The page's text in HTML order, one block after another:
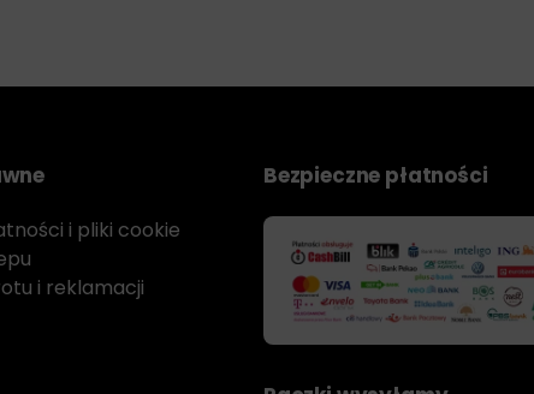
i pliki cookie
i reklamacji
Bezpieczne płatności